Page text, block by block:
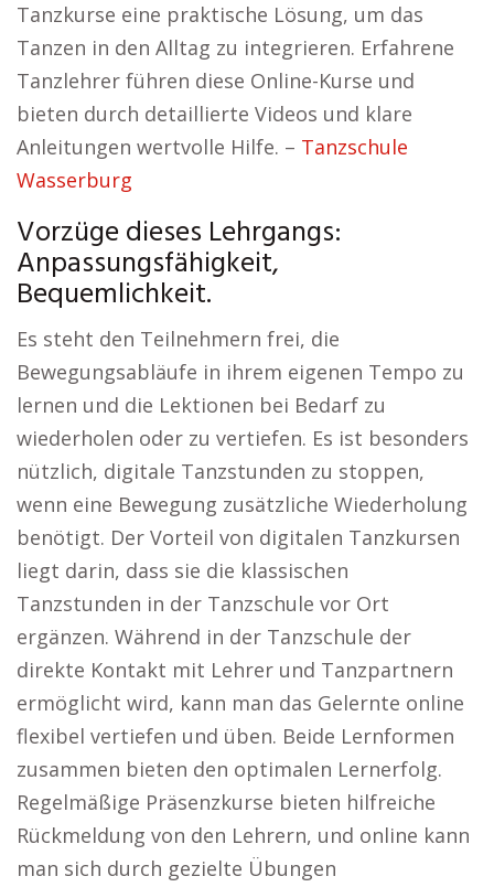
Tanzkurse eine praktische Lösung, um das
Tanzen in den Alltag zu integrieren. Erfahrene
Tanzlehrer führen diese Online-Kurse und
bieten durch detaillierte Videos und klare
Anleitungen wertvolle Hilfe. – Tanzschule
Wasserburg
Vorzüge dieses Lehrgangs:
Anpassungsfähigkeit,
Bequemlichkeit.
Es steht den Teilnehmern frei, die
Bewegungsabläufe in ihrem eigenen Tempo zu
lernen und die Lektionen bei Bedarf zu
wiederholen oder zu vertiefen. Es ist besonders
nützlich, digitale Tanzstunden zu stoppen,
wenn eine Bewegung zusätzliche Wiederholung
benötigt. Der Vorteil von digitalen Tanzkursen
liegt darin, dass sie die klassischen
Tanzstunden in der Tanzschule vor Ort
ergänzen. Während in der Tanzschule der
direkte Kontakt mit Lehrer und Tanzpartnern
ermöglicht wird, kann man das Gelernte online
flexibel vertiefen und üben. Beide Lernformen
zusammen bieten den optimalen Lernerfolg.
Regelmäßige Präsenzkurse bieten hilfreiche
Rückmeldung von den Lehrern, und online kann
man sich durch gezielte Übungen